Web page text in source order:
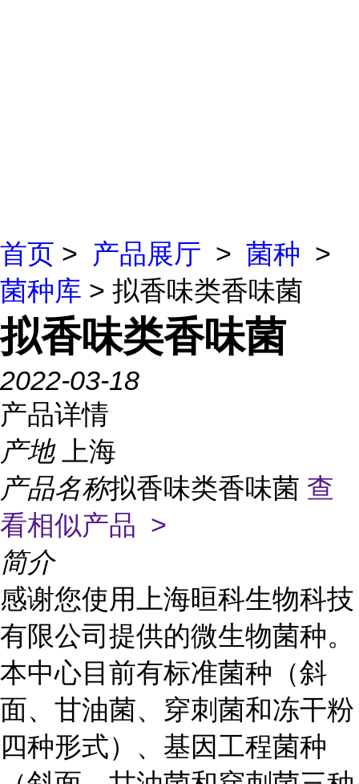
首页 > 产品展厅 > 菌种 >
菌种库 > 拟香味类香味菌
拟香味类香味菌
2022-03-18
产品详情
产地
上海
产品名称拟香味类香味菌 查
看相似产品 >
简介
感谢您使用上海晅科生物科技
有限公司提供的微生物菌种。
本中心目前有标准菌种（斜
面、甘油菌、穿刺菌和冻干粉
四种形式）、基因工程菌种